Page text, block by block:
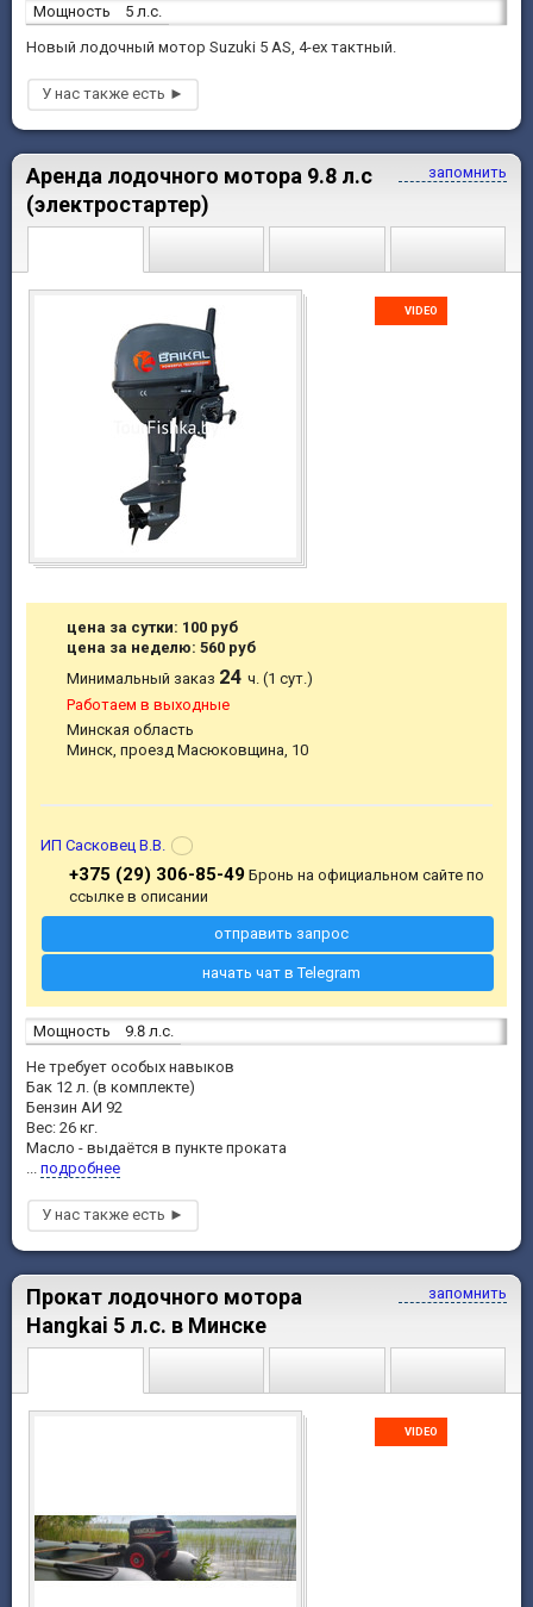
Мощность
5 л.с.
Новый лодочный мотор Suzuki 5 AS, 4-ех тактный.
запомнить
Аренда лодочного мотора 9.8 л.с
(электростартер)
VIDEO
Мощность
9.8 л.с.
Не требует особых навыков
Бак 12 л. (в комплекте)
Бензин АИ 92
Вес: 26 кг.
Масло - выдаётся в пункте проката
подробнее
цена за сутки: 100 руб
цена за неделю: 560 руб
Минимальный заказ 24ч. (1 сут.)
Работаем в выходные
Минская область
Минск, проезд Масюковщина, 10
ИП Сасковец В.В.
+375 (29) 306-85-49Бронь на официальном сайте по
ссылке в описании
отправить запрос
начать чат в Telegram
запомнить
Прокат лодочного мотора
Hangkai 5 л.с. в Минске
VIDEO